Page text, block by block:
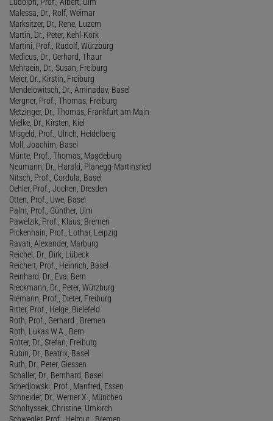
Malessa, Dr., Rolf, Weimar
Marksitzer, Dr., Rene, Luzern
Martin, Dr., Peter, Kehl-Kork
Martini, Prof., Rudolf, Würzburg
Medicus, Dr., Gerhard, Thaur
Mehraein, Dr., Susan, Freiburg
Meier, Dr., Kirstin, Freiburg
Mendelowitsch, Dr., Aminadav, Basel
Mergner, Prof., Thomas, Freiburg
Metzinger, Dr., Thomas, Frankfurt am Main
Mielke, Dr., Kirsten, Kiel
Misgeld, Prof., Ulrich, Heidelberg
Moll, Joachim, Basel
Münte, Prof., Thomas, Magdeburg
Neumann, Dr., Harald, Planegg-Martinsried
Nitsch, Prof., Cordula, Basel
Oehler, Prof., Jochen, Dresden
Otten, Prof., Uwe, Basel
Palm, Prof., Günther, Ulm
Pawelzik, Prof., Klaus, Bremen
Pickenhain, Prof., Lothar, Leipzig
Ravati, Alexander, Marburg
Reichel, Dr., Dirk, Lübeck
Reichert, Prof., Heinrich, Basel
Reinhard, Dr., Eva, Bern
Rieckmann, Dr., Peter, Würzburg
Riemann, Prof., Dieter, Freiburg
Ritter, Prof., Helge, Bielefeld
Roth, Prof., Gerhard , Bremen
Roth, Lukas W.A., Bern
Rotter, Dr., Stefan, Freiburg
Rubin, Dr., Beatrix, Basel
Ruth, Dr., Peter, Giessen
Schaller, Dr., Bernhard, Basel
Schedlowski, Prof., Manfred, Essen
Schneider, Dr., Werner X., München
Scholtyssek, Christine, Umkirch
Schwegler, Prof., Helmut , Bremen